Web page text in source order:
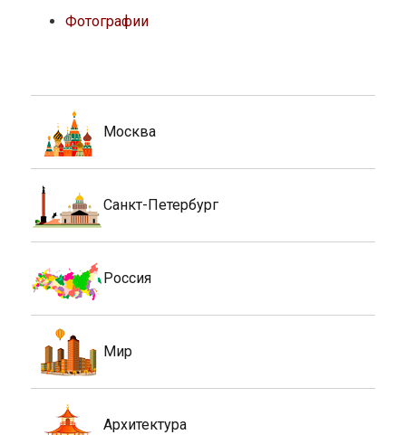
Фотографии
Москва
Санкт-Петербург
Россия
Мир
Архитектура